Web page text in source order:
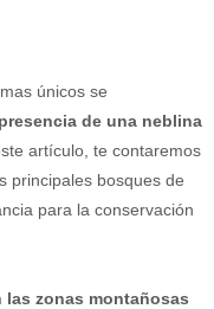
únicos se
de una neblina
artículo, te contaremos
principales bosques de
para la conservación
las zonas montañosas